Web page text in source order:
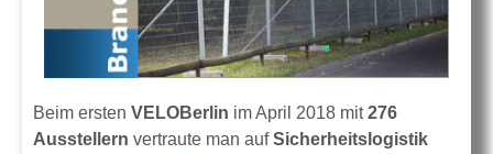
Beim ersten VELOBerlin im April 2018 mit276
Ausstellern vertraute man aufSicherheitslogistik